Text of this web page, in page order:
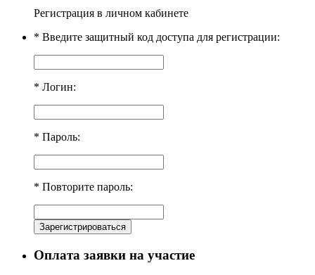
Регистрация в личном кабинете
* Введите защитный код доступа для регистрации:
* Логин:
* Пароль:
* Повторите пароль:
Оплата заявки на участие